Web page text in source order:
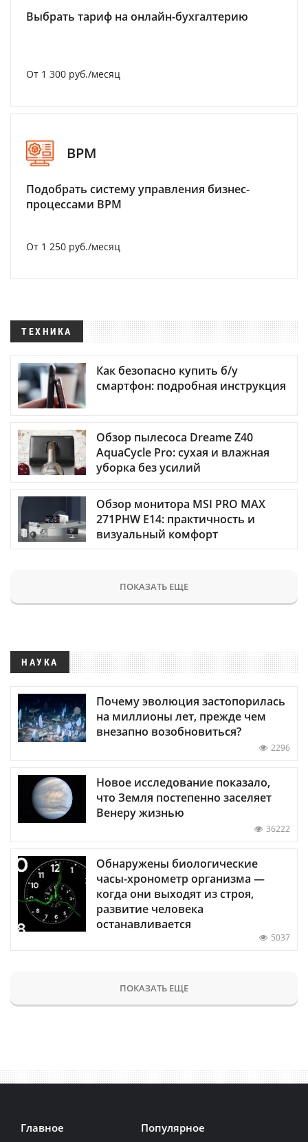
Выбрать тариф на онлайн-бухгалтерию
От 1 300 руб./месяц
BPM
Подобрать систему управления бизнес-
процессами BPM
От 1 250 руб./месяц
ТЕХНИКА
Как безопасно купить б/у
смартфон: подробная инструкция
Обзор пылесоса Dreame Z40
AquaCycle Pro: сухая и влажная
уборка без усилий
Обзор монитора MSI PRO MAX
271PHW E14: практичность и
визуальный комфорт
ПОКАЗАТЬ ЕЩЕ
НАУКА
Почему эволюция застопорилась
на миллионы лет, прежде чем
внезапно возобновиться?
2296
Новое исследование показало,
что Земля постепенно заселяет
Венеру жизнью
36222
Обнаружены биологические
часы-хронометр организма —
когда они выходят из строя,
развитие человека
останавливается
5037
ПОКАЗАТЬ ЕЩЕ
Главное Популярное